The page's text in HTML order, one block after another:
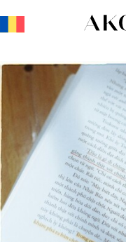
Home
Știri
Evenimente
Oportunități profesionale
Resurse